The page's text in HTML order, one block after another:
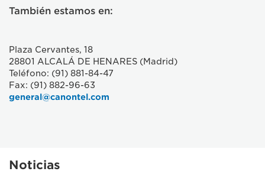
También estamos en:
Plaza Cervantes, 18
28801 ALCALÁ DE HENARES (Madrid)
Teléfono: (91) 881-84-47
Fax: (91) 882-96-63
general@canontel.com
Noticias